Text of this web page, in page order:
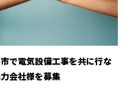
で電気設備工事を共に行な
会社様を募集